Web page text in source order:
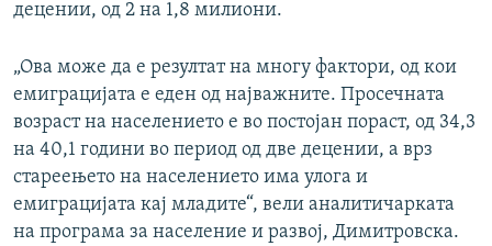
децении, од 2 на 1,8 милиони.
„Ова може да е резултат на многу фактори, од кои
емиграцијата е еден од најважните. Просечната
возраст на населението е во постојан пораст, од 34,3
на 40,1 години во период од две децении, а врз
стареењето на населението има улога и
емиграцијата кај младите“, вели аналитичарката
на програма за население и развој, Димитровска.